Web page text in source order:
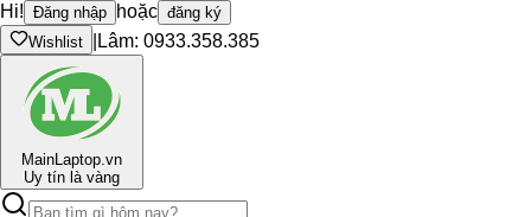
Hi! Đăng nhập hoặc đăng ký
Wishlist
Lâm: 0933.358.385
MainLaptop.vn
Uy tín là vàng